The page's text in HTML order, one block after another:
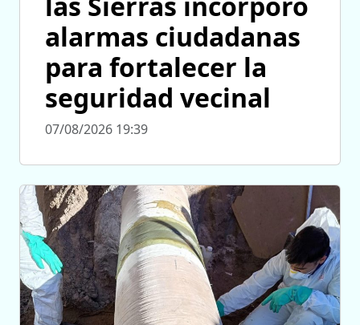
alarmas ciudadanas
para fortalecer la
seguridad vecinal
07/08/2026 19:39